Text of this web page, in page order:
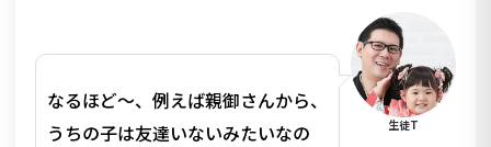
なるほど〜、例えば親御さんから、
うちの子は友達いないみたいなの
生徒T